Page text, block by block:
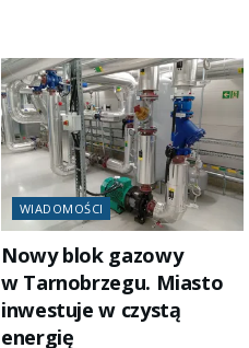
WIADOMOŚCI
Nowy blok gazowy
w Tarnobrzegu. Miasto
inwestuje w czystą
energię